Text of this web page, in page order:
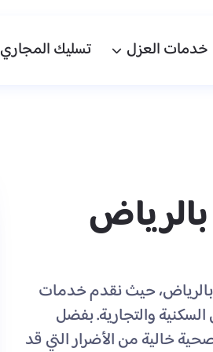
خدمات العزل تسليك المجاري
بالرياض، حيث نقدم خدمات
والتجارية. بفضل
خالية من الأضرار التي قد